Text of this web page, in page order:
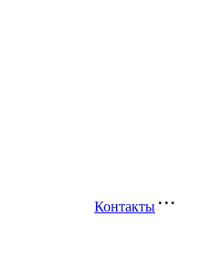
Контакты